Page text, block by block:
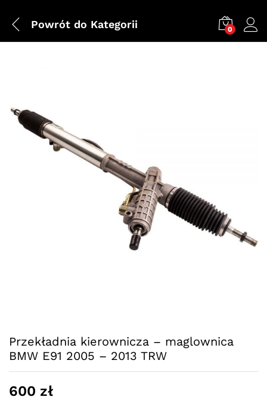
Powrót do Kategorii 0
Przekładnia kierownicza – maglownica
BMW E91 2005 – 2013 TRW
600 zł